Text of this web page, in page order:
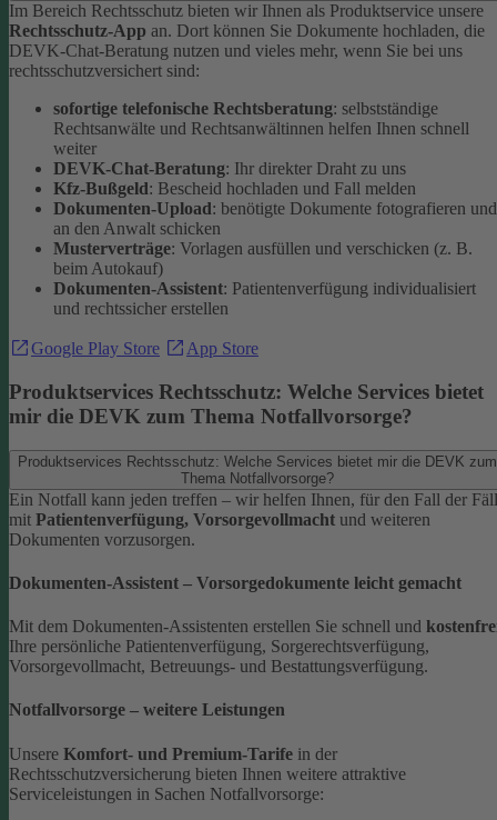
Im Bereich Rechtsschutz bieten wir Ihnen als Produktservice unsere
Rechtsschutz-App an. Dort können Sie Dokumente hochladen, die
DEVK-Chat-Beratung nutzen und vieles mehr, wenn Sie bei uns
rechtsschutzversichert sind:
sofortige telefonische Rechtsberatung: selbstständige
Rechtsanwälte und Rechtsanwältinnen helfen Ihnen schnell
weiter
DEVK-Chat-Beratung: Ihr direkter Draht zu uns
Kfz-Bußgeld: Bescheid hochladen und Fall melden
Dokumenten-Upload: benötigte Dokumente fotografieren und
an den Anwalt schicken
Musterverträge: Vorlagen ausfüllen und verschicken (z. B.
beim Autokauf)
Dokumenten-Assistent: Patientenverfügung individualisiert
und rechtssicher erstellen
Google Play Store App Store
Produktservices Rechtsschutz: Welche Services bietet
mir die DEVK zum Thema Notfallvorsorge?
Produktservices Rechtsschutz: Welche Services bietet mir die DEVK zum
Thema Notfallvorsorge?
Ein Notfall kann jeden treffen – wir helfen Ihnen, für den Fall der
mit Patientenverfügung, Vorsorgevollmacht und weiteren
Dokumenten vorzusorgen.
Dokumenten-Assistent – Vorsorgedokumente leicht gemacht
Mit dem Dokumenten-Assistenten erstellen Sie schnell und
Ihre persönliche Patientenverfügung, Sorgerechtsverfügung,
Vorsorgevollmacht, Betreuungs- und Bestattungsverfügung.
Notfallvorsorge – weitere Leistungen
Unsere Komfort- und Premium-Tarife in der
Rechtsschutzversicherung bieten Ihnen weitere attraktive
Serviceleistungen in Sachen Notfallvorsorge: